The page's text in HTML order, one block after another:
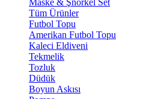
Maske & Şnorkel Set
Tüm Ürünler
Futbol Topu
Amerikan Futbol Topu
Kaleci Eldiveni
Tekmelik
Tozluk
Düdük
Boyun Askısı